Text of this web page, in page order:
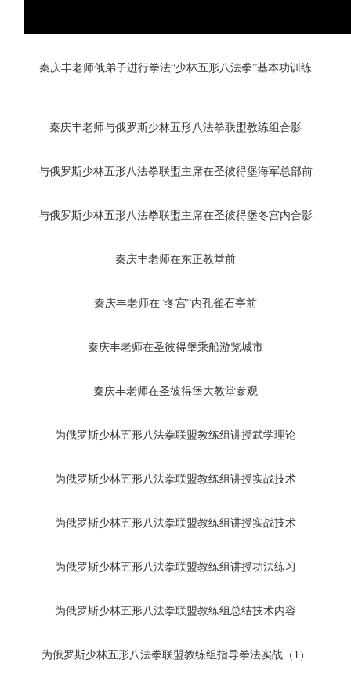
秦庆丰老师俄弟子进行拳法“少林五形八法拳”基本功训练
秦庆丰老师与俄罗斯少林五形八法拳联盟教练组合影
与俄罗斯少林五形八法拳联盟主席在圣彼得堡海军总部前
与俄罗斯少林五形八法拳联盟主席在圣彼得堡冬宫内合影
秦庆丰老师在东正教堂前
秦庆丰老师在“冬宫”内孔雀石亭前
秦庆丰老师在圣彼得堡乘船游览城市
秦庆丰老师在圣彼得堡大教堂参观
为俄罗斯少林五形八法拳联盟教练组讲授武学理论
为俄罗斯少林五形八法拳联盟教练组讲授实战技术
为俄罗斯少林五形八法拳联盟教练组讲授实战技术
为俄罗斯少林五形八法拳联盟教练组讲授功法练习
为俄罗斯少林五形八法拳联盟教练组总结技术内容
为俄罗斯少林五形八法拳联盟教练组指导拳法实战（1）